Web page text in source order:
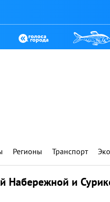
Регионы Транспорт
Набережной и